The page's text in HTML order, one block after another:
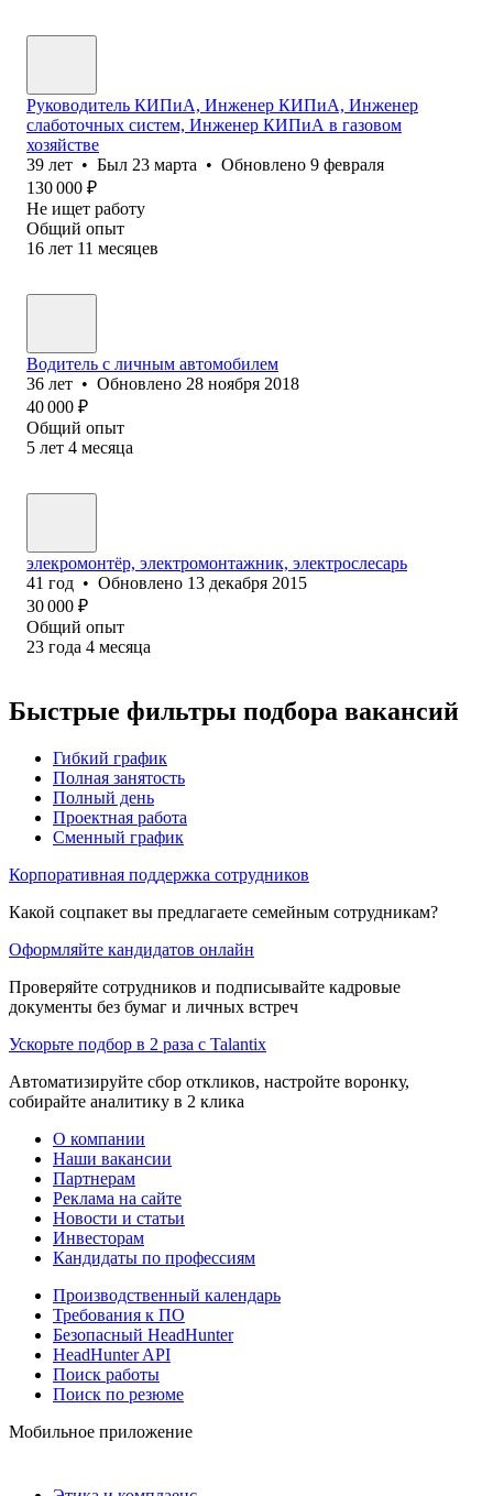
Руководитель КИПиА, Инженер КИПиА, Инженер
слаботочных систем, Инженер КИПиА в газовом
хозяйстве
39 лет • Был 23 марта • Обновлено 9 февраля
130 000 ₽
Не ищет работу
Общий опыт
16 лет 11 месяцев
Водитель с личным автомобилем
36 лет • Обновлено 28 ноября 2018
40 000 ₽
Общий опыт
5 лет 4 месяца
элекромонтёр, электромонтажник, электрослесарь
41 год • Обновлено 13 декабря 2015
30 000 ₽
Общий опыт
23 года 4 месяца
Быстрые фильтры подбора вакансий
Гибкий график
Полная занятость
Полный день
Проектная работа
Сменный график
Корпоративная поддержка сотрудников
Какой соцпакет вы предлагаете семейным сотрудникам?
Оформляйте кандидатов онлайн
Проверяйте сотрудников и подписывайте кадровые
документы без бумаг и личных встреч
Ускорьте подбор в 2 раза с Talantix
Автоматизируйте сбор откликов, настройте воронку,
собирайте аналитику в 2 клика
О компании
Наши вакансии
Партнерам
Реклама на сайте
Новости и статьи
Инвесторам
Кандидаты по профессиям
Производственный календарь
Требования к ПО
Безопасный HeadHunter
HeadHunter API
Поиск работы
Поиск по резюме
Мобильное приложение